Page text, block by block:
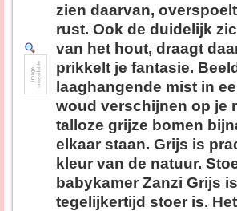
zien daarvan,
rust. Ook de duidelijk
van het hout, draagt
prikkelt je fantasie.
laaghangende mist in
woud verschijnen op je
talloze grijze bomen
elkaar staan. Grijs is
kleur van de natuur.
babykamer Zanzi Grijs
tegelijkertijd stoer is.